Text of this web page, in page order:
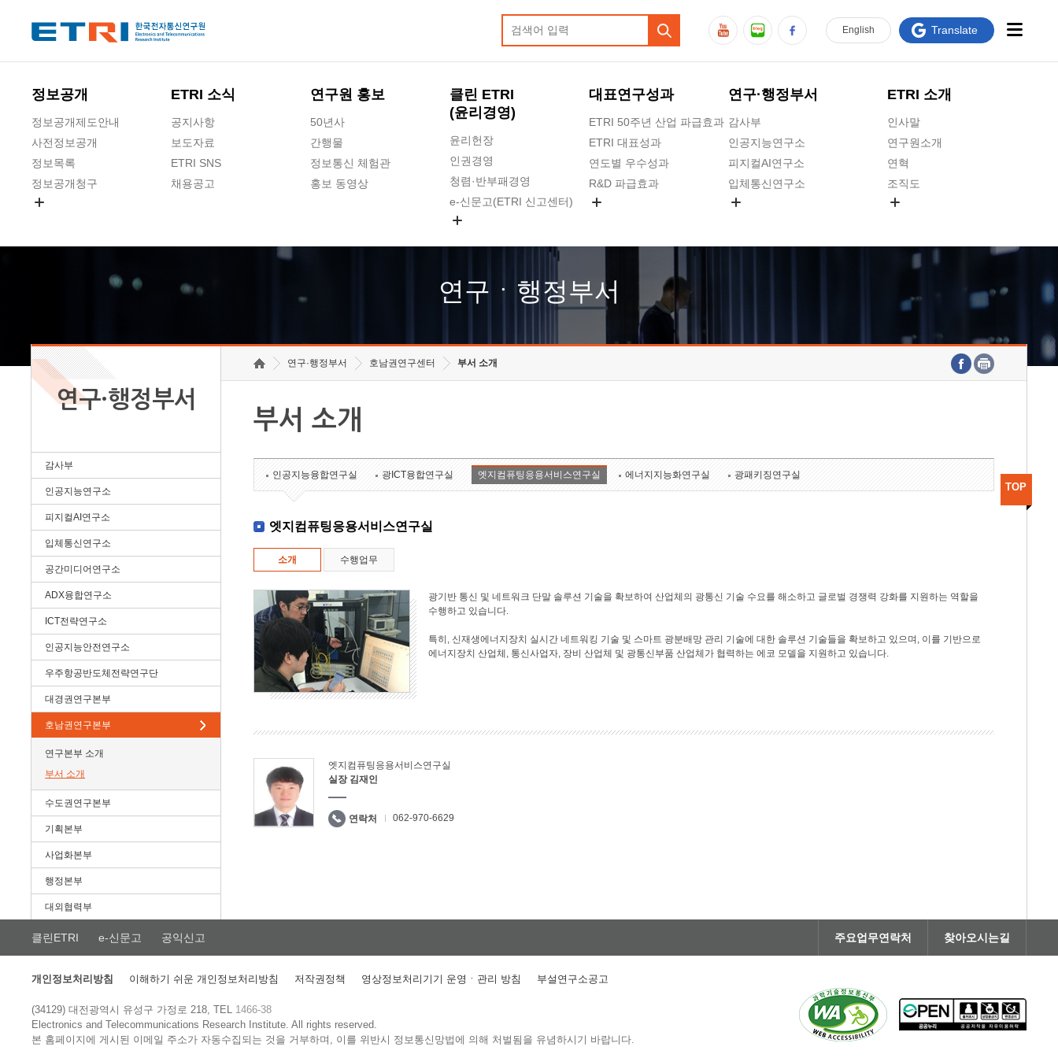
정보공개
정보공개제도안내
사전정보공개
정보목록
정보공개청구
ETRI 소식
공지사항
보도자료
ETRI SNS
채용공고
연구원 홍보
50년사
간행물
정보통신 체험관
홍보 동영상
클린 ETRI
(윤리경영)
윤리헌장
인권경영
청렴·반부패경영
e-신문고(ETRI 신고센터)
고객의소리
수의계약 현황
대표연구성과
ETRI 50주년 산업 파급효과
ETRI 대표성과
연도별 우수성과
R&D 파급효과
연구·행정부서
감사부
인공지능연구소
피지컬AI연구소
입체통신연구소
호남권연구본부
기획본부
ETRI 소개
인사말
연구원소개
연혁
조직도
연구원 고객헌장
주요업무연락처
English Translate
연구ㆍ행정부서
연구·행정부서
감사부
인공지능연구소
피지컬AI연구소
입체통신연구소
공간미디어연구소
ADX융합연구소
ICT전략연구소
인공지능안전연구소
우주항공반도체전략연구단
대경권연구본부
호남권연구본부
연구본부 소개
부서 소개
수도권연구본부
기획본부
사업화본부
행정본부
대외협력부
연구·행정부서 호남권연구센터 부서 소개
부서 소개
인공지능융합연구실 광ICT융합연구실 엣지컴퓨팅응용서비스연구실 에너지지능화연구실 광패키징연구실
엣지컴퓨팅응용서비스연구실
소개 수행업무
광기반 통신 및 네트워크 단말 솔루션 기술을 확보하여 산업체의 광통신 기술 수요를 해소하고 글로벌 경쟁력 강화를 지원하는 역할을
수행하고 있습니다.
특히, 신재생에너지장치 실시간 네트워킹 기술 및 스마트 광분배망 관리 기술에 대한 솔루션 기술들을 확보하고 있으며, 이를 기반으로
에너지장치 산업체, 통신사업자, 장비 산업체 및 광통신부품 산업체가 협력하는 에코 모델을 지원하고 있습니다.
엣지컴퓨팅응용서비스연구실
실장 김재인
연락처 062-970-6629
TOP
클린ETRI e-신문고 공익신고 주요업무연락처 찾아오시는길
개인정보처리방침 이해하기 쉬운 개인정보처리방침 저작권정책 영상정보처리기기 운영ㆍ관리 방침 부설연구소공고
(34129) 대전광역시 유성구 가정로 218, TEL 1466-38
Electronics and Telecommunications Research Institute.All rights reserved.
본 홈페이지에 게시된 이메일 주소가 자동수집되는 것을 거부하며, 이를 위반시 정보통신망법에 의해 처벌됨을 유념하시기 바랍니다.